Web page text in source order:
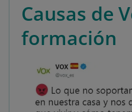
Causas de
formación